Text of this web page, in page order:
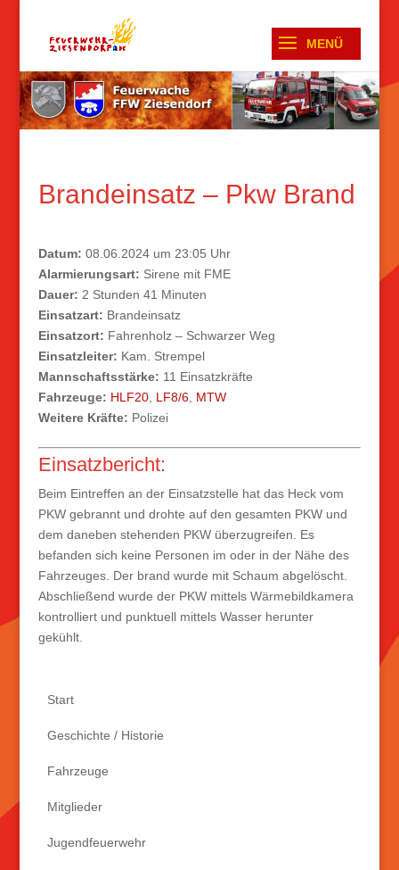
Brandeinsatz – Pkw Brand
Datum: 08.06.2024 um 23:05 Uhr
Alarmierungsart: Sirene mit FME
Dauer: 2 Stunden 41 Minuten
Einsatzart: Brandeinsatz
Einsatzort: Fahrenholz – Schwarzer Weg
Einsatzleiter: Kam. Strempel
Mannschaftsstärke: 11 Einsatzkräfte
Fahrzeuge: HLF20, LF8/6, MTW
Weitere Kräfte: Polizei
Einsatzbericht:
Beim Eintreffen an der Einsatzstelle hat das Heck vom
PKW gebrannt und drohte auf den gesamten PKW und
dem daneben stehenden PKW überzugreifen. Es
befanden sich keine Personen im oder in der Nähe des
Fahrzeuges. Der brand wurde mit Schaum abgelöscht.
Abschließend wurde der PKW mittels Wärmebildkamera
kontrolliert und punktuell mittels Wasser herunter
gekühlt.
Start
Geschichte / Historie
Fahrzeuge
Mitglieder
Jugendfeuerwehr